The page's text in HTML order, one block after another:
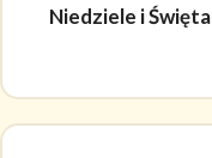
Niedziele i Święta